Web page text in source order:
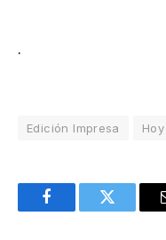
.
Edición Impresa Hoy
FacebookTwitter